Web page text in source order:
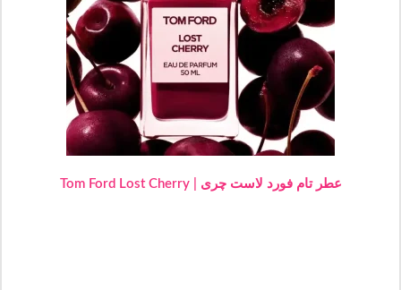
عطر تام فورد لاست چری | Tom Ford Lost Cherry